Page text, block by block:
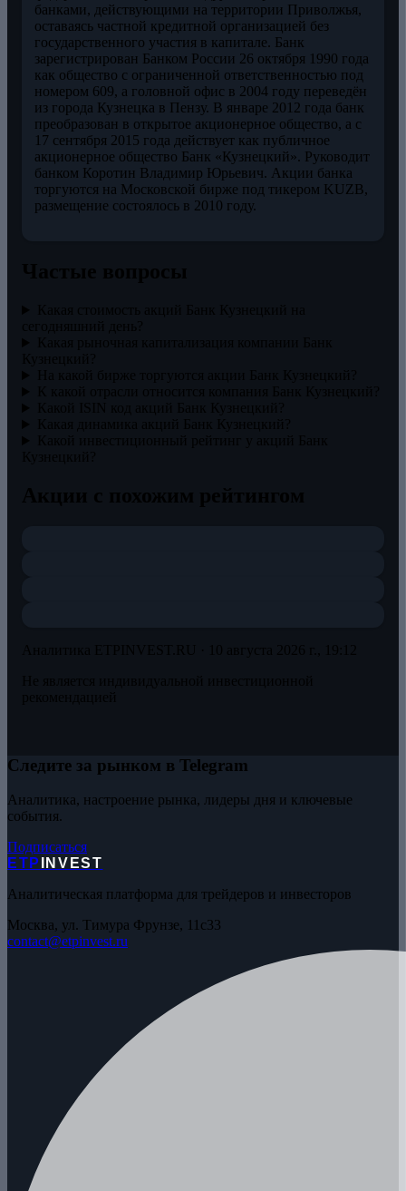
банками, действующими на территории Приволжья,
оставаясь частной кредитной организацией без
государственного участия в капитале. Банк
зарегистрирован Банком России 26 октября 1990 года
как общество с ограниченной ответственностью под
номером 609, а головной офис в 2004 году переведён
из города Кузнецка в Пензу. В январе 2012 года банк
преобразован в открытое акционерное общество, а с
17 сентября 2015 года действует как публичное
акционерное общество Банк «Кузнецкий». Руководит
банком Коротин Владимир Юрьевич. Акции банка
торгуются на Московской бирже под тикером KUZB,
размещение состоялось в 2010 году.
Следите за рынком в Telegram
Аналитика, настроение рынка, лидеры дня и ключевые
события.
Подписаться
ETP
INVEST
Аналитическая платформа для трейдеров и инвесторов
Москва, ул. Тимура Фрунзе, 11с33
contact@etpinvest.ru